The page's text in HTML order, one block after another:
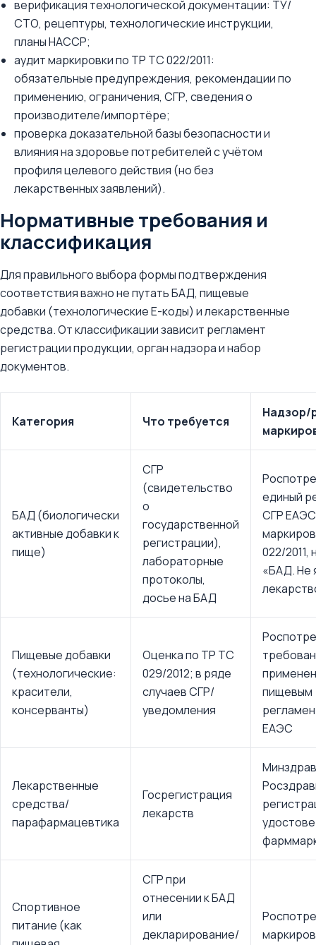
верификация технологической документации: ТУ/
СТО, рецептуры, технологические инструкции,
планы НАССР;
аудит маркировки по ТР ТС 022/2011:
обязательные предупреждения, рекомендации по
применению, ограничения, СГР, сведения о
производителе/импортёре;
проверка доказательной базы безопасности и
влияния на здоровье потребителей с учётом
профиля целевого действия (но без
лекарственных заявлений).
Нормативные требования и
классификация
Для правильного выбора формы подтверждения
соответствия важно не путать БАД, пищевые
добавки (технологические E-коды) и лекарственные
средства. От классификации зависит регламент
регистрации продукции, орган надзора и набор
документов.
Категория Что требуется
Надзор/
БАД (биологически
активные добавки к
пище)
СГР
(свидетельство
о
государственной
регистрации),
лабораторные
протоколы,
досье на БАД
единый
СГР
022/2011,
«БАД. Не
Пищевые добавки
(технологические:
красители,
консерванты)
Оценка по ТР ТС
029/2012; в ряде
случаев СГР/
уведомления
пищевым
ЕАЭС
Лекарственные
средства/
парафармацевтика
Госрегистрация
лекарств
Спортивное
питание (как
СГР при
отнесении к БАД
или
декларирование/